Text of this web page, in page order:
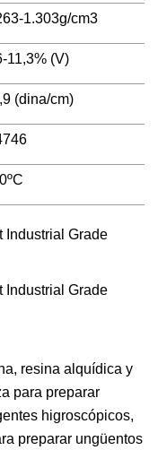
1.303g/cm3
11,3% (V)
(dina/cm)
resina alquídica y
para preparar
higroscópicos,
preparar ungüentos